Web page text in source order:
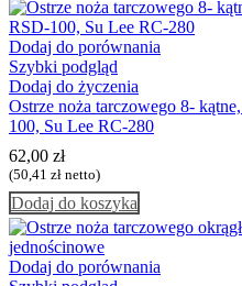
Dodaj do porównania
Szybki podgląd
Dodaj do życzenia
Ostrze noża tarczowego 8-
100, Su Lee RC-280
62,00 zł
(50,41 zł netto)
Dodaj do koszyka
Dodaj do porównania